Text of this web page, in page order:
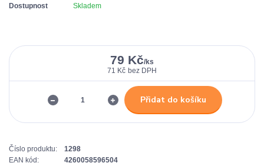
Dostupnost Skladem
79 Kč/ks
71 Kč bez DPH
Přidat do košíku
Číslo produktu:
1298
EAN kód:
4260058596504